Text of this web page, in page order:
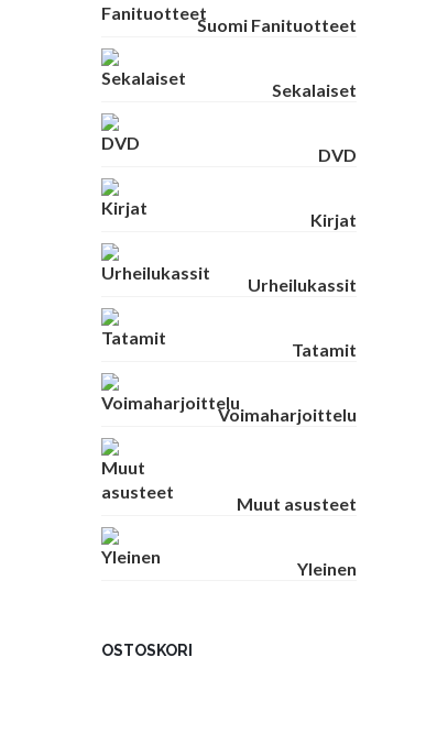
Suomi Fanituotteet
Sekalaiset
DVD
Kirjat
Urheilukassit
Tatamit
Voimaharjoittelu
Muut asusteet
Yleinen
OSTOSKORI